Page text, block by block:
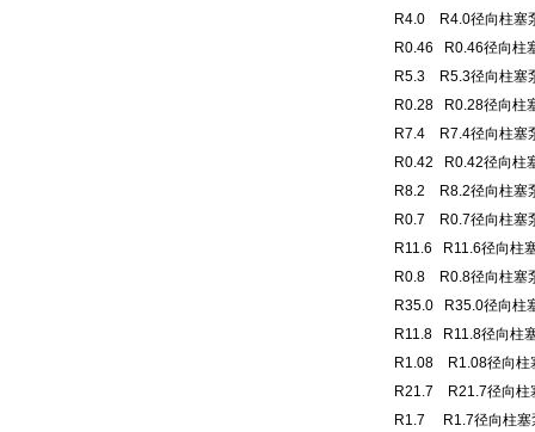
R4.0 R4.0径向柱
R0.46 R0.46径向
R5.3 R5.3径向柱
R0.28 R0.28径向
R7.4 R7.4径向柱
R0.42 R0.42径向
R8.2 R8.2径向柱
R0.7 R0.7径向柱
R11.6 R11.6径向
R0.8 R0.8径向柱
R35.0 R35.0径向
R11.8 R11.8径向
R1.08 R1.08径向
R21.7 R21.7径向
R1.7 R1.7径向柱